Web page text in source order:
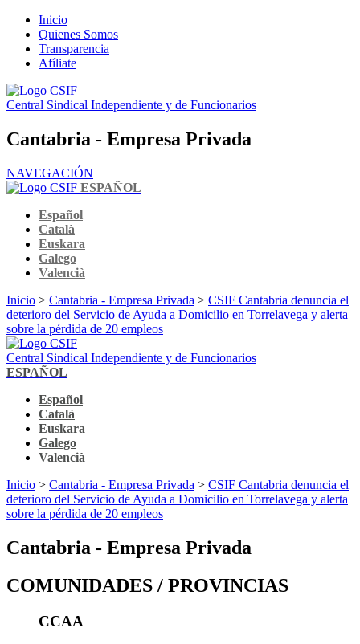
Inicio
Quienes Somos
Transparencia
Afíliate
Central Sindical Independiente y de Funcionarios
Cantabria - Empresa Privada
NAVEGACIÓN
ESPAÑOL
Español
Català
Euskara
Galego
Valencià
Inicio > Cantabria - Empresa Privada > CSIF Cantabria denuncia el
deterioro del Servicio de Ayuda a Domicilio en Torrelavega y alerta
sobre la pérdida de 20 empleos
Central Sindical Independiente y de Funcionarios
ESPAÑOL
Español
Català
Euskara
Galego
Valencià
Inicio > Cantabria - Empresa Privada > CSIF Cantabria denuncia el
deterioro del Servicio de Ayuda a Domicilio en Torrelavega y alerta
sobre la pérdida de 20 empleos
Cantabria - Empresa Privada
COMUNIDADES / PROVINCIAS
CCAA